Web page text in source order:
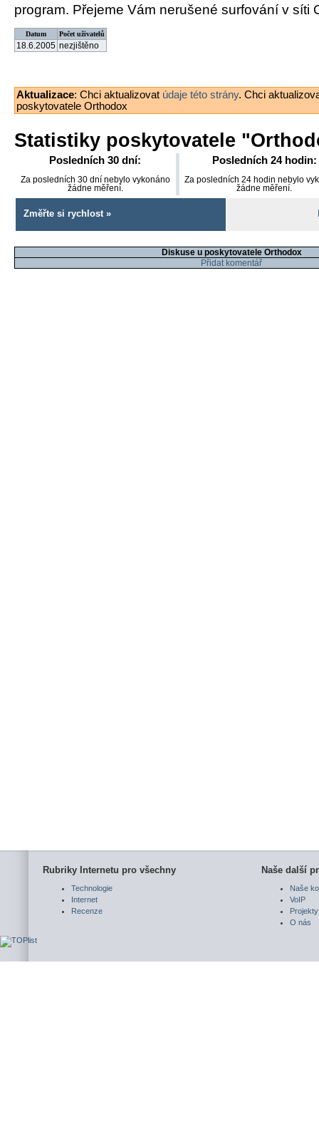
program. Přejeme Vám nerušené surfování v síti
Datum Počet uživatelů
18.6.2005 nezjištěno
Aktualizace: Chci aktualizovat údaje této strány. Chci
poskytovatele Orthodox
Statistiky poskytovatele "
Posledních 30 dní:
Za posledních 30 dní nebylo vykonáno
žádne měření.
Posledních 24 hodin:
Za posledních 24 hodin nebylo
žádne měření.
Změřte si rychlost »
Diskuse u poskytovatele Orthodox
Přidat komentář
Rubriky Internetu pro všechny
Technologie
Internet
Recenze
Naše další
Naše
VoIP
Projekty
O nás